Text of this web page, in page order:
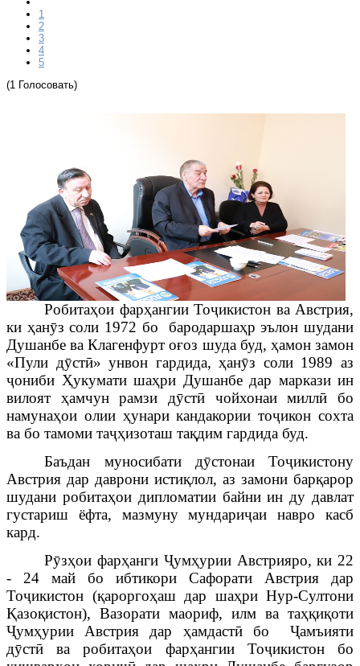
1
2
3
4
5
(1 Голосовать)
Робитаҳои фарҳангии Тоҷикистон ва Австрия,
ки ҳанӯз соли 1972 бо бародаршаҳр эълон шудани
Душанбе ва Клагенфурт оғоз шуда буд, ҳамон замон
«Пули дӯстӣ» унвон гардида, ҳанӯз соли 1989 аз
ҷониби Ҳукумати шаҳри Душанбе дар маркази ин
вилоят ҳамчун рамзи дӯстӣ чойхонаи миллӣ бо
намунаҳои олии ҳунари кандакории тоҷикон сохта
ва бо тамоми таҷҳизоташ тақдим гардида буд.
Баъдан муносибати дӯстонаи Тоҷикистону
Австрия дар даврони истиқлол, аз замони барқарор
шудани робитаҳои дипломатии байни ин ду давлат
густариш ёфта, мазмуну мундариҷаи навро касб
кард.
Рӯзҳои фарҳанги Ҷумҳурии Австрияро, ки 22
- 24 май бо ибтикори Сафорати Австрия дар
Тоҷикистон (қароргоҳаш дар шаҳри Нур-Султони
Қазоқистон), Вазорати маориф, илм ва таҳқиқоти
Ҷумҳурии Австрия дар ҳамдастӣбо Ҷамъияти
дӯстӣ ва робитаҳои фарҳангии Тоҷикистон бо